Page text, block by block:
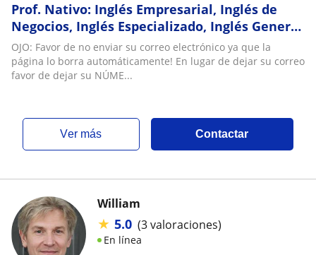
Prof. Nativo: Inglés Empresarial, Inglés de
Negocios, Inglés Especializado, Inglés General
e Inglés Básico. clases conversacionales
OJO: Favor de no enviar su correo electrónico ya que la
página lo borra automáticamente! En lugar de dejar su correo
favor de dejar su NÚME...
ver más Contactar
William
★ 5.0 (3 valoraciones)
En línea